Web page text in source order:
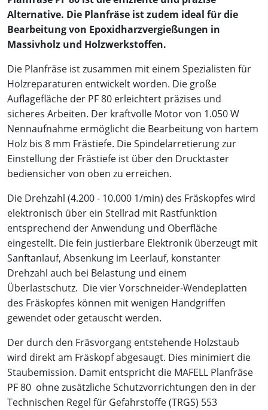
Alternative. Die Planfräse ist zudem ideal für die
Bearbeitung von Epoxidharzvergießungen in
Massivholz und Holzwerkstoffen.
Die Planfräse ist zusammen mit einem Spezialisten für
Holzreparaturen entwickelt worden. Die große
Auflagefläche der PF 80 erleichtert präzises und
sicheres Arbeiten. Der kraftvolle Motor von 1.050 W
Nennaufnahme ermöglicht die Bearbeitung von hartem
Holz bis 8 mm Frästiefe. Die Spindelarretierung zur
Einstellung der Frästiefe ist über den Drucktaster
bediensicher von oben zu erreichen.
Die Drehzahl (4.200 - 10.000 1/min) des Fräskopfes wird
elektronisch über ein Stellrad mit Rastfunktion
entsprechend der Anwendung und Oberfläche
eingestellt. Die fein justierbare Elektronik überzeugt mit
Sanftanlauf, Absenkung im Leerlauf, konstanter
Drehzahl auch bei Belastung und einem
Überlastschutz. Die vier Vorschneider-Wendeplatten
des Fräskopfes können mit wenigen Handgriffen
gewendet oder getauscht werden.
Der durch den Fräsvorgang entstehende Holzstaub
wird direkt am Fräskopf abgesaugt. Dies minimiert die
Staubemission. Damit entspricht die MAFELL Planfräse
PF 80 ohne zusätzliche Schutzvorrichtungen den in der
Technischen Regel für Gefahrstoffe (TRGS) 553